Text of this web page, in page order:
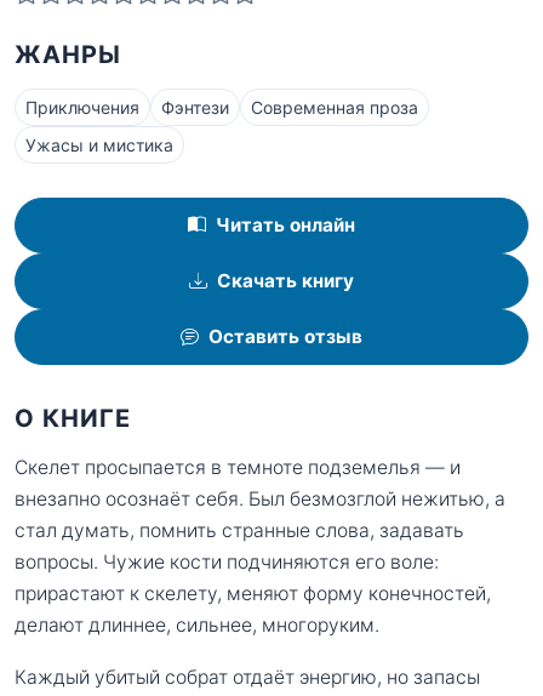
ЖАНРЫ
Приключения Фэнтези
Современная проза
Ужасы и мистика
Читать онлайн
Скачать книгу
Оставить отзыв
О КНИГЕ
Скелет просыпается в темноте подземелья — и
внезапно осознаёт себя. Был безмозглой нежитью, а
стал думать, помнить странные слова, задавать
вопросы. Чужие кости подчиняются его воле:
прирастают к скелету, меняют форму конечностей,
делают длиннее, сильнее, многоруким.
Каждый убитый собрат отдаёт энергию, но запасы